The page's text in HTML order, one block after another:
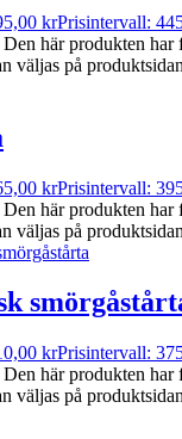
krPrisintervall:
Den här produkten har
väljas på produktsidan
krPrisintervall:
Den här produkten har
väljas på produktsidan
krPrisintervall:
Den här produkten har
väljas på produktsidan